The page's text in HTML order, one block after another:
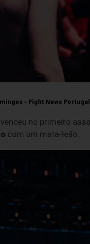
- Fight News Portugal
venceu no primeiro
com um mata-leão.